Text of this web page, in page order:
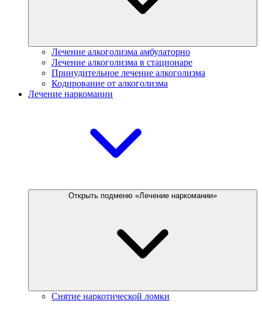
Лечение алкоголизма амбулаторно
Лечение алкоголизма в стационаре
Принудительное лечение алкоголизма
Кодирование от алкоголизма
Лечение наркомании
Открыть подменю «Лечение наркомании»
Снятие наркотической ломки